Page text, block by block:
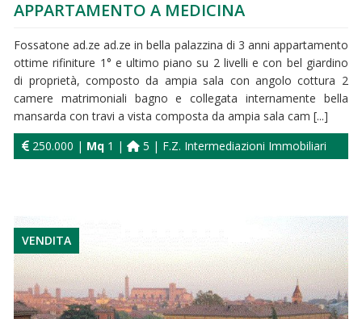
APPARTAMENTO A MEDICINA
Fossatone ad.ze ad.ze in bella palazzina di 3 anni appartamento
ottime rifiniture 1° e ultimo piano su 2 livelli e con bel giardino
di proprietà, composto da ampia sala con angolo cottura 2
camere matrimoniali bagno e collegata internamente bella
mansarda con travi a vista composta da ampia sala cam [...]
250.000 | Mq 1 | 5 | F.Z. Intermediazioni Immobiliari
VENDITA